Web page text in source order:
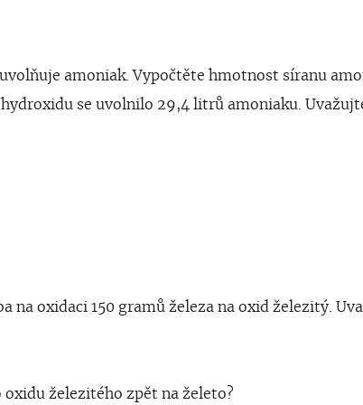
amoniak. Vypočtěte hmotnost síranu
se uvolnilo 29,4 litrů amoniaku.
oxidaci 150 gramů železa na oxid železitý.
železitého zpět na želeto?